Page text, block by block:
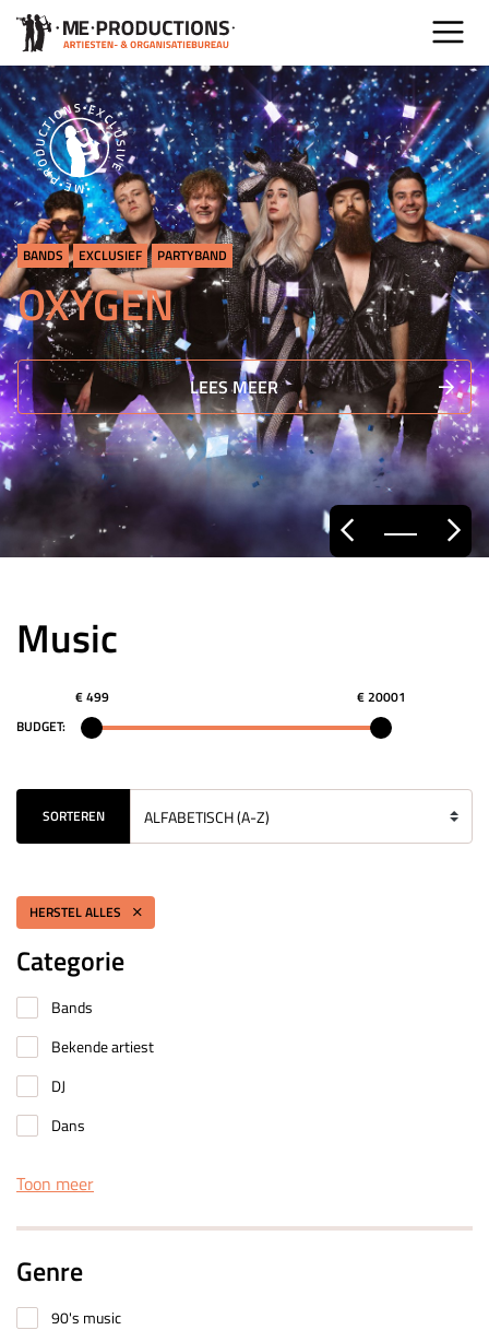
BANDS EXCLUSIEF PARTYBAND
OXYGEN
LEES MEER
Music
BUDGET:
€ 499 € 20001
SORTEREN
HERSTEL ALLES
Categorie
Bands
Bekende artiest
DJ
Dans
Toon meer
Genre
90's music